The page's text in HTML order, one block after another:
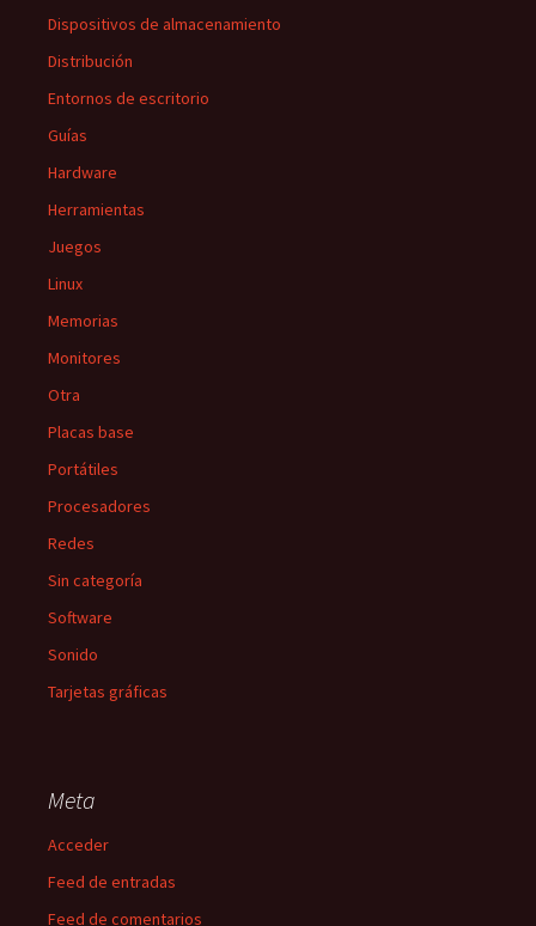
Dispositivos de almacenamiento
Distribución
Entornos de escritorio
Guías
Hardware
Herramientas
Juegos
Linux
Memorias
Monitores
Otra
Placas base
Portátiles
Procesadores
Redes
Sin categoría
Software
Sonido
Tarjetas gráficas
Meta
Acceder
Feed de entradas
Feed de comentarios